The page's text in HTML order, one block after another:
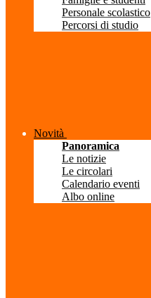
Personale scolastico
Percorsi di studio
Novità
Panoramica
Le notizie
Le circolari
Calendario eventi
Albo online